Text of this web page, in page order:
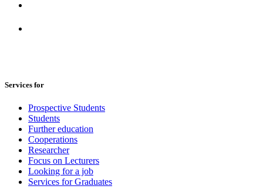
Services for
Prospective Students
Students
Further education
Cooperations
Researcher
Focus on Lecturers
Looking for a job
Services for Graduates